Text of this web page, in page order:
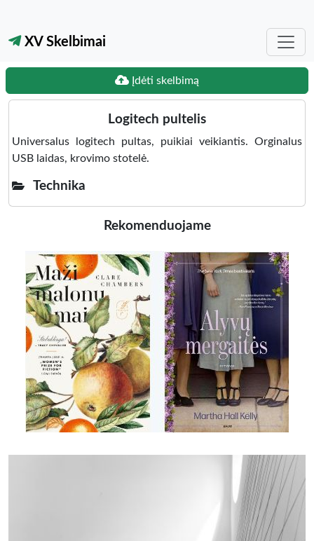
XV Skelbimai
Įdėti skelbimą
Logitech pultelis
Universalus logitech pultas, puikiai veikiantis. Orginalus
USB laidas, krovimo stotelė.
Technika
Rekomenduojame